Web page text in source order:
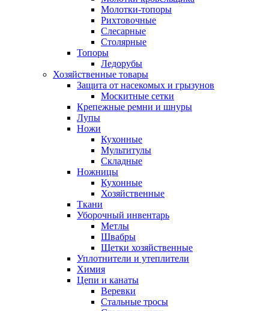
Молотки-топоры
Рихтовочные
Слесарные
Столярные
Топоры
Ледорубы
Хозяйственные товары
Защита от насекомых и грызунов
Москитные сетки
Крепежные ремни и шнуры
Лупы
Ножи
Кухонные
Мультитулы
Складные
Ножницы
Кухонные
Хозяйственные
Ткани
Уборочный инвентарь
Метлы
Швабры
Щетки хозяйственные
Уплотнители и утеплители
Химия
Цепи и канаты
Веревки
Стальные тросы